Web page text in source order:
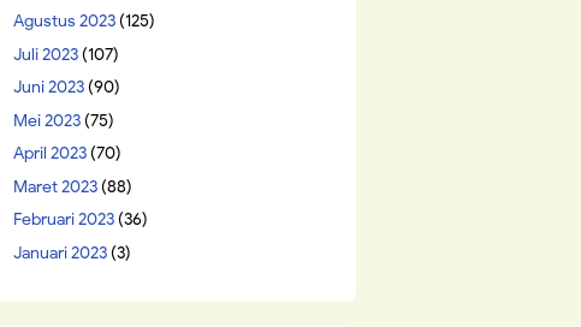
Agustus 2023(125)
Juli 2023(107)
Juni 2023(90)
Mei 2023(75)
April 2023(70)
Maret 2023(88)
Februari 2023(36)
Januari 2023(3)